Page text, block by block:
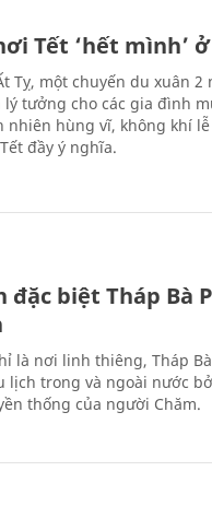
Tết ‘hết mình’
Tỵ, một chuyến du xuân
lý tưởng cho các gia đình
nhiên hùng vĩ, không khí
đầy ý nghĩa.
đặc biệt Tháp Bà
là nơi linh thiêng, Tháp
lịch trong và ngoài nước
thống của người Chăm.